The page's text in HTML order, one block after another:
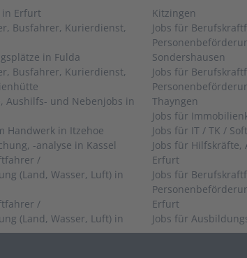
Jobs für IT-Berater in Erfurt
Busfahrer, Kurierdienst,
Jobs für Ausbildungsplätze in Fulda
Busfahrer, Kurierdienst,
und Nebenjobs in
Jobs für Vertrieb im Handwerk in Itzehoe
Jobs für Marktforschung, -analyse in Kassel
/
(Land, Wasser, Luft) in
/
(Land, Wasser, Luft) in
Kitzingen
Jobs für
Sondershausen
Jobs für
Thayngen
Jobs für Hilfskräfte,
Erfurt
Jobs für
Erfurt